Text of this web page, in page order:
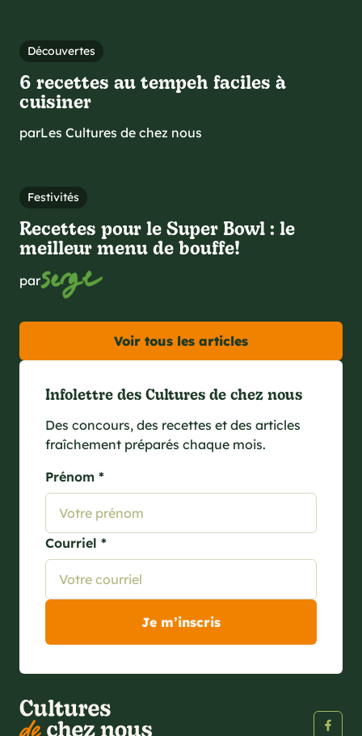
Découvertes
6 recettes au tempeh faciles à
cuisiner
parLes Cultures de chez nous
Festivités
Recettes pour le Super Bowl : le
meilleur menu de bouffe!
par
Voir tous les articles
Infolettre des Cultures de chez nous
Des concours, des recettes et des articles
fraîchement préparés chaque mois.
Prénom *
Courriel *